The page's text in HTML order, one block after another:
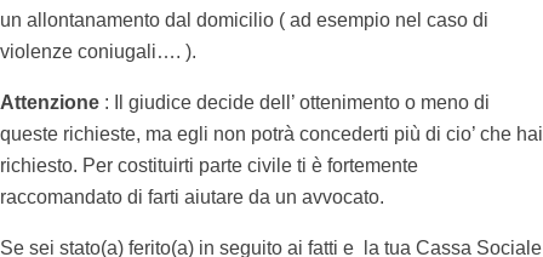
un allontanamento dal domicilio ( ad esempio nel caso di
violenze coniugali…. ).
Attenzione : Il giudice decide dell’ ottenimento o meno di
queste richieste, ma egli non potrà concederti più di cio’ che hai
richiesto. Per costituirti parte civile ti è fortemente
raccomandato di farti aiutare da un avvocato.
Se sei stato(a) ferito(a) in seguito ai fatti e la tua Cassa Sociale